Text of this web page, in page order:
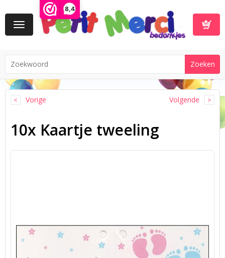
8,4
Toggle
navigation
Vorige Volgende
10x Kaartje tweeling